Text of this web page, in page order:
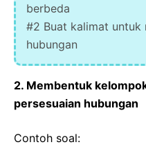
berbeda
#2 Buat kalimat untuk
hubungan
2. Membentuk
persesuaian hubungan
Contoh soal: